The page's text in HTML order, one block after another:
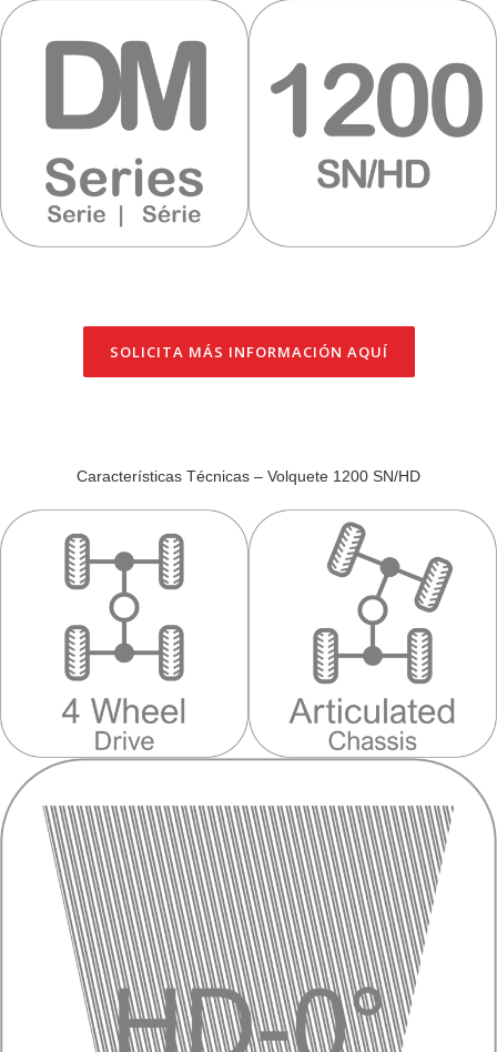
SOLICITA MÁS INFORMACIÓN AQUÍ
Características Técnicas – Volquete 1200 SN/HD